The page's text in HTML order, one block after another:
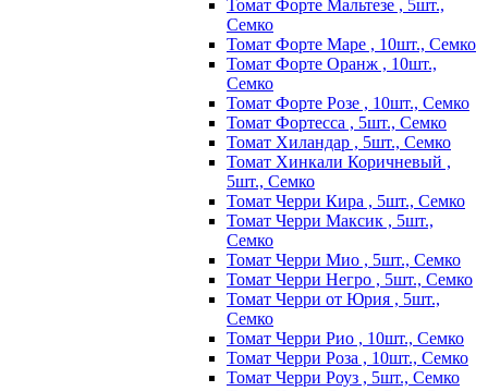
Томат Форте Мальтезе , 5шт.,
Семко
Томат Форте Маре , 10шт., Семко
Томат Форте Оранж , 10шт.,
Семко
Томат Форте Розе , 10шт., Семко
Томат Фортесса , 5шт., Семко
Томат Хиландар , 5шт., Семко
Томат Хинкали Коричневый ,
5шт., Семко
Томат Черри Кира , 5шт., Семко
Томат Черри Максик , 5шт.,
Семко
Томат Черри Мио , 5шт., Семко
Томат Черри Негро , 5шт., Семко
Томат Черри от Юрия , 5шт.,
Семко
Томат Черри Рио , 10шт., Семко
Томат Черри Роза , 10шт., Семко
Томат Черри Роуз , 5шт., Семко